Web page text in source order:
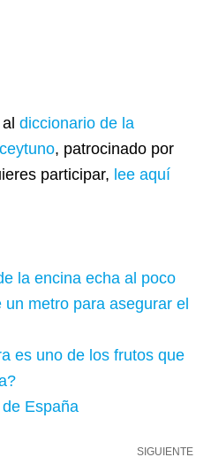
diccionario de la
, patrocinado por
participar, lee aquí
la encina echa al poco
metro para asegurar el
es uno de los frutos que
España
SIGUIENTE